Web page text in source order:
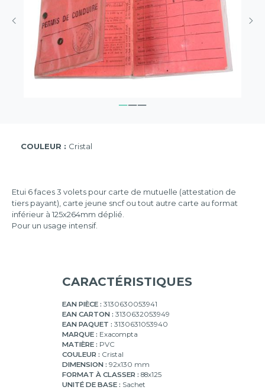
COULEUR : Cristal
Etui 6 faces 3 volets pour carte de mutuelle (attestation de
tiers payant), carte jeune sncf ou tout autre carte au format
inférieur à 125x264mm déplié.
Pour un usage intensif.
CARACTÉRISTIQUES
EAN PIÈCE : 3130630053941
EAN CARTON : 3130632053949
EAN PAQUET : 3130631053940
MARQUE : Exacompta
MATIÈRE : PVC
COULEUR : Cristal
DIMENSION : 92x130 mm
FORMAT À CLASSER : 88x125
UNITÉ DE BASE : Sachet